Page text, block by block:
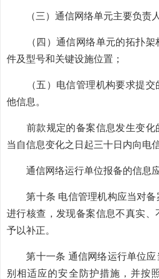
（三）通信网络单元主要负责人
（四）通信网络单元的拓扑架
件及型号和关键设施位置；
（五）电信管理机构要求提交
他信息。
前款规定的备案信息发生变化
当自信息变化之日起三十日内向电
通信网络运行单位报备的信息应
第十条 电信管理机构应当对备
进行核查，发现备案信息不真实
予以补正。
第十一条 通信网络运行单位应
别相适应的安全防护措施，并按